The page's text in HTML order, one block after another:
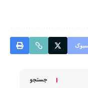
جستجو